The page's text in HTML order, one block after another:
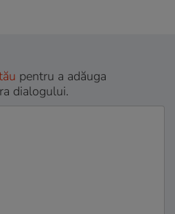
pentru a adăuga
dialogului.